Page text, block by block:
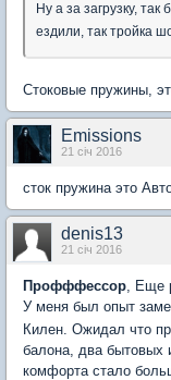
Ну а за загрузку,
ездили, так тройка
Стоковые пружины,
Emissions
21 січ 2016
сток пружина это
denis13
21 січ 2016
Профффессор, Еще
У меня был опыт
Килен. Ожидал что
балона, два бытовых
комфорта стало